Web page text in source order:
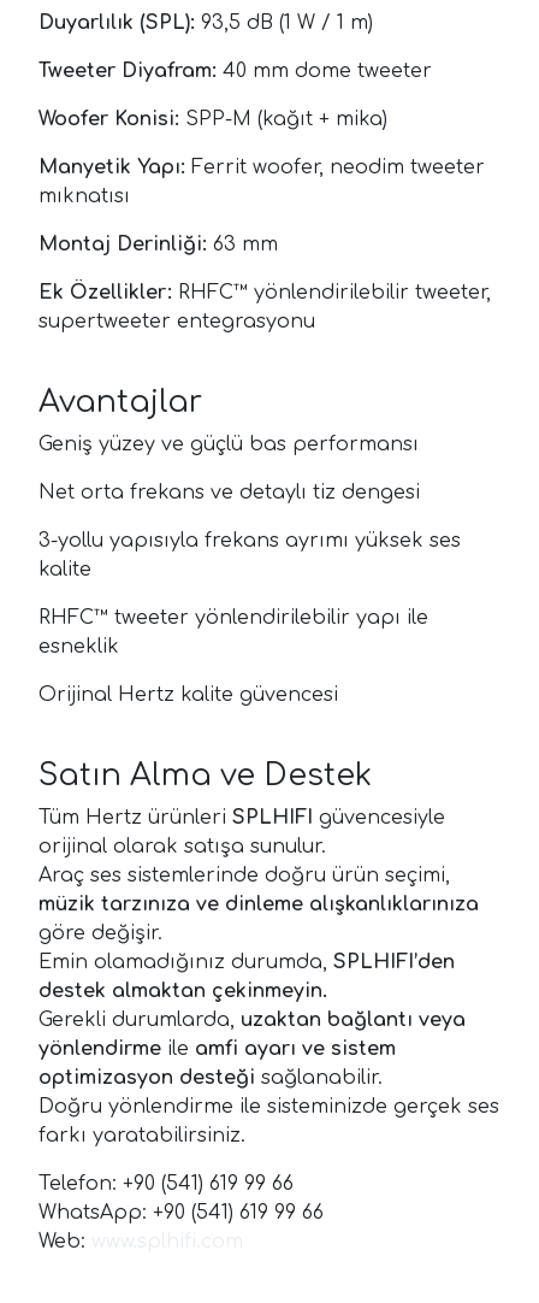
Duyarlılık (SPL): 93,5 dB (1 W / 1 m)
Tweeter Diyafram: 40 mm dome tweeter
Woofer Konisi: SPP-M (kağıt + mika)
Manyetik Yapı: Ferrit woofer, neodim tweeter
mıknatısı
Montaj Derinliği: 63 mm
Ek Özellikler: RHFC™ yönlendirilebilir tweeter,
super­tweeter entegrasyonu
Avantajlar
Geniş yüzey ve güçlü bas performansı
Net orta frekans ve detaylı tiz dengesi
3-yollu yapısıyla frekans ayrımı yüksek ses
kalite
RHFC™ tweeter yönlendirilebilir yapı ile
esneklik
Orijinal Hertz kalite güvencesi
Satın Alma ve Destek
Tüm Hertz ürünleri SPLHIFI güvencesiyle
orijinal olarak satışa sunulur.
Araç ses sistemlerinde doğru ürün seçimi,
müzik tarzınıza ve dinleme alışkanlıklarınıza
göre değişir.
Emin olamadığınız durumda, SPLHIFI’den
destek almaktan çekinmeyin.
Gerekli durumlarda, uzaktan bağlantı veya
yönlendirme ile amfi ayarı ve sistem
optimizasyon desteği sağlanabilir.
Doğru yönlendirme ile sisteminizde gerçek ses
farkı yaratabilirsiniz.
Telefon: +90 (541) 619 99 66
WhatsApp: +90 (541) 619 99 66
Web: